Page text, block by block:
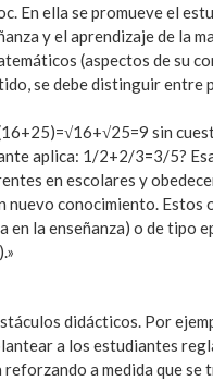
En ella se promueve el
y el aprendizaje de la
(aspectos de su
se debe distinguir entre
sin
aplica: 1/2+2/3=3/5?
en escolares y
conocimiento. Estos
en la enseñanza) o de tipo
didácticos. Por
a los estudiantes
a medida que se